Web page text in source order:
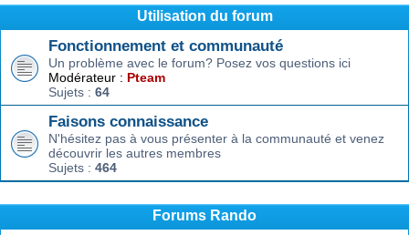
e
Utilisation du forum
Fonctionnement et communauté
Un problème avec le forum? Posez vos questions ici
Modérateur : Pteam
Sujets : 64
Faisons connaissance
N'hésitez pas à vous présenter à la communauté et venez
découvrir les autres membres
Sujets : 464
Forums Rando